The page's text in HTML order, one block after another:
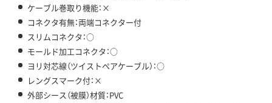
ケーブル巻取り機能：×
コネクタ有無：両端コネクター付
スリムコネクタ：○
モールド加工コネクタ：○
ヨリ対芯線（ツイストペアケーブル）：○
レングスマーク付：×
外部シース（被膜）材質：PVC